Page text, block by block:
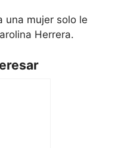
una mujer solo le
Herrera.